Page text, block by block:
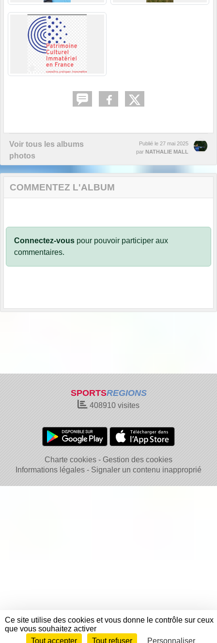
Voir tous les albums
photos
Publié le 27 mai 2025
par NATHALIE MALL
COMMENTEZ L'ALBUM
Connectez-vous pour pouvoir participer aux
commentaires.
SPORTSREGIONS
408910 visites
Charte cookies
Gestion des cookies
Informations légales
Signaler un contenu inapproprié
Envie de participer ?
Ce site utilise des cookies et vous donne le contrôle sur ceux
que vous souhaitez activer
Tout accepter
Tout refuser Personnaliser